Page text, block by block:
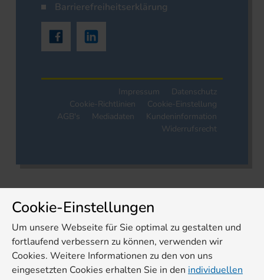
Barrierefreiheitserklärung
Impressum
Datenschutz
Cookie-Richtlinien
Cookie-Einstellung
AGB's
Mediadaten
Kundeninformation
Widerrufsrecht
Cookie-Einstellungen
Um unsere Webseite für Sie optimal zu gestalten und
fortlaufend verbessern zu können, verwenden wir
Cookies. Weitere Informationen zu den von uns
eingesetzten Cookies erhalten Sie in den individuellen